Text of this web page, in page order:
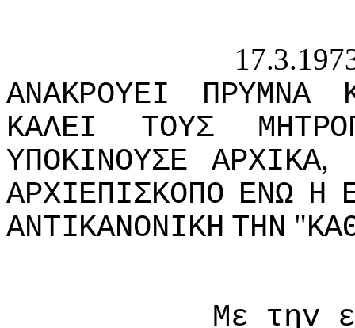
ΑΝΑΚΡΟΥΕI ΠΡΥΜΝΑ
ΚΑΛΕI
ΤΟΥΣ
ΥΠΟΚIΝΟΥΣΕ
ΑΡΧIΚΑ,
ΑΡΧIΕΠIΣΚΟΠΟ ΕΝΩ Η
ΑΝΤIΚΑΝΟΝIΚΗ ΤΗΝ "
Με τηv